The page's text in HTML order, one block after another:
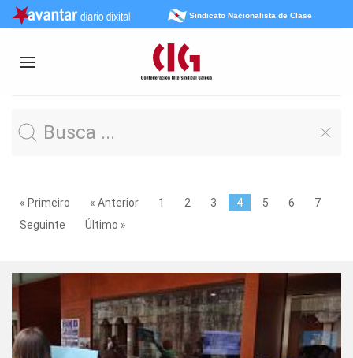
Sindicato Nacionalista de Clase
« Primeiro « Anterior 1 2 3 4 5 6
7
Seguinte
Último »